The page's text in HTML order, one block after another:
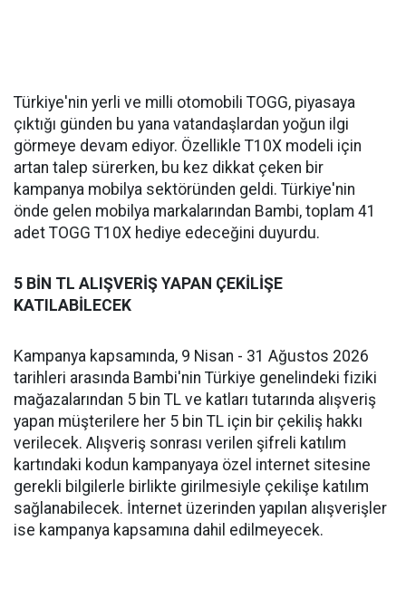
Türkiye'nin yerli ve milli otomobili TOGG, piyasaya
çıktığı günden bu yana vatandaşlardan yoğun ilgi
görmeye devam ediyor. Özellikle T10X modeli için
artan talep sürerken, bu kez dikkat çeken bir
kampanya mobilya sektöründen geldi. Türkiye'nin
önde gelen mobilya markalarından Bambi, toplam 41
adet TOGG T10X hediye edeceğini duyurdu.
5 BİN TL ALIŞVERİŞ YAPAN ÇEKİLİŞE
KATILABİLECEK
Kampanya kapsamında, 9 Nisan - 31 Ağustos 2026
tarihleri arasında Bambi'nin Türkiye genelindeki fiziki
mağazalarından 5 bin TL ve katları tutarında alışveriş
yapan müşterilere her 5 bin TL için bir çekiliş hakkı
verilecek. Alışveriş sonrası verilen şifreli katılım
kartındaki kodun kampanyaya özel internet sitesine
gerekli bilgilerle birlikte girilmesiyle çekilişe katılım
sağlanabilecek. İnternet üzerinden yapılan alışverişler
ise kampanya kapsamına dahil edilmeyecek.